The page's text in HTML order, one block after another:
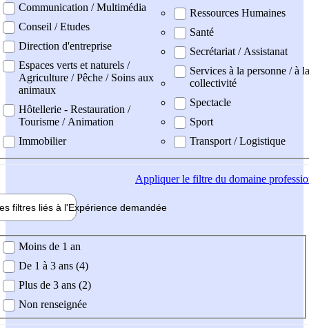
Communication / Multimédia
Conseil / Etudes
Direction d'entreprise
Espaces verts et naturels /
Agriculture / Pêche / Soins aux
animaux
Hôtellerie - Restauration /
Tourisme / Animation
Immobilier
Ressources Humaines
Santé
Secrétariat / Assistanat
Services à la personne / à la
collectivité
Spectacle
Sport
Transport / Logistique
Appliquerle filtre du domaine
filtres liés à l'Expérience demandée
demandée
Moins de 1 an
De 1 à 3 ans (4)
Plus de 3 ans (2)
Non renseignée